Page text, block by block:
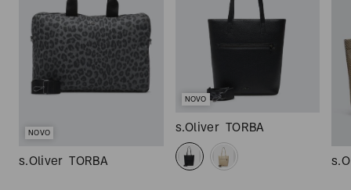
NOVO
s.Oliver TORBA
NOVO
s.Oliver TORBA